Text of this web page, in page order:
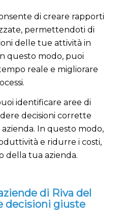
di creare rapporti
permettendoti di
delle tue attività in
questo modo, puoi
reale e migliorare
identificare aree di
decisioni corrette
In questo modo,
e ridurre i costi,
della tua azienda.
di Riva del
decisioni giuste